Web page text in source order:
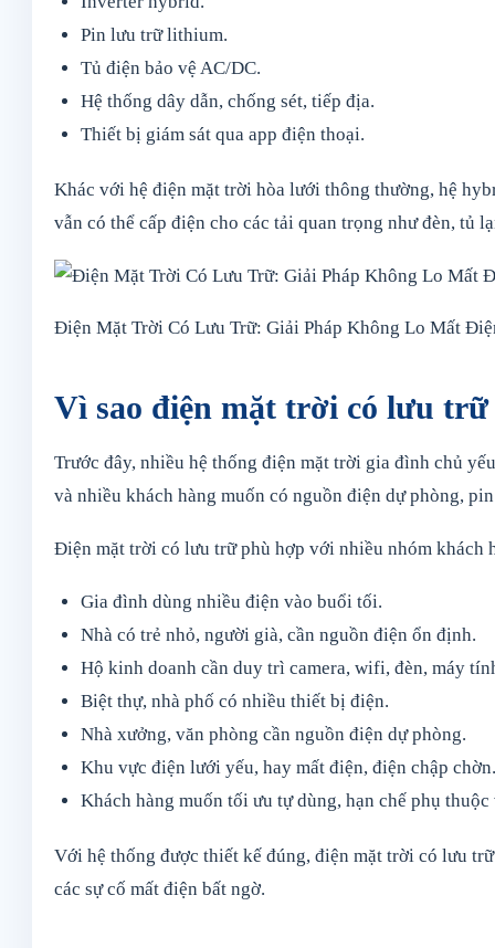
Pin lưu trữ lithium.
Tủ điện bảo vệ AC/DC.
Hệ thống dây dẫn, chống sét, tiếp địa.
Thiết bị giám sát qua app điện thoại.
Khác với hệ điện mặt trời hòa lưới thông thường, hệ
vẫn có thể cấp điện cho các tải quan trọng như đèn, tủ
Điện Mặt Trời Có Lưu Trữ: Giải Pháp Không Lo Mất
Vì sao điện mặt trời có lưu trữ
Trước đây, nhiều hệ thống điện mặt trời gia đình chủ
và nhiều khách hàng muốn có nguồn điện dự phòng,
Điện mặt trời có lưu trữ phù hợp với nhiều nhóm khách
Gia đình dùng nhiều điện vào buổi tối.
Nhà có trẻ nhỏ, người già, cần nguồn điện ổn định.
Hộ kinh doanh cần duy trì camera, wifi, đèn, máy
Biệt thự, nhà phố có nhiều thiết bị điện.
Nhà xưởng, văn phòng cần nguồn điện dự phòng.
Khu vực điện lưới yếu, hay mất điện, điện chập chờn.
Khách hàng muốn tối ưu tự dùng, hạn chế phụ
Với hệ thống được thiết kế đúng, điện mặt trời có lưu
các sự cố mất điện bất ngờ.